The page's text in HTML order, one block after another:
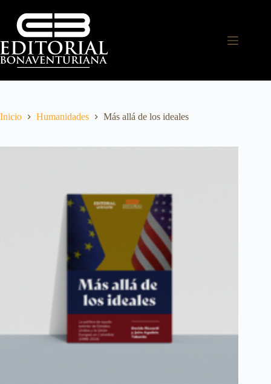
Inicio Humanidades Más allá de los ideales